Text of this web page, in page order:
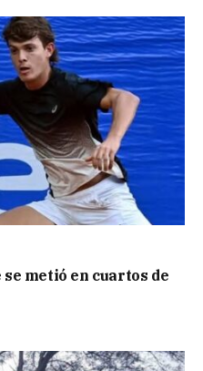
metió en cuartos de